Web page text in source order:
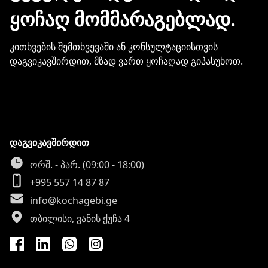
ᲧᲝᲩᲐᲦ ᲛᲝᲛᲛᲐᲠᲐᲒᲔᲑᲚᲐᲓ.
კითხვების შემთხვევაში ან კონსულტაციისთვის
დაგვიკავშირდით, მზად ვართ ყოჩაღად გიპასუხოთ.
დაგვიკავშირდით
ორშ. - პარ. (09:00 - 18:00)
+995 557 14 87 87
info@kochagebi.ge
თბილისი, ვანის ქუჩა 4